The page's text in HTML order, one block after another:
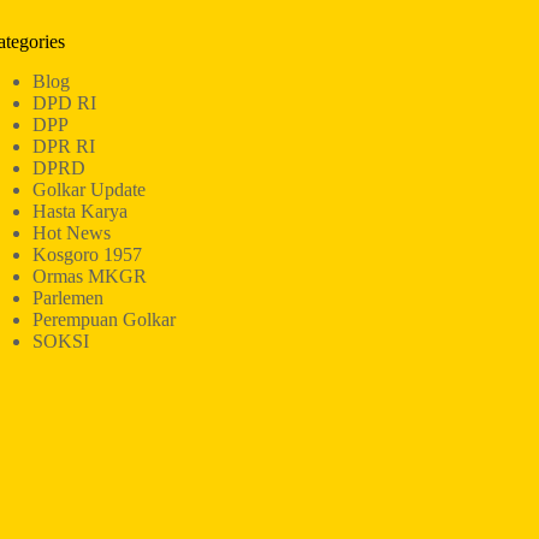
Blog
DPD RI
DPP
DPR RI
DPRD
Golkar Update
Hasta Karya
Hot News
Kosgoro 1957
Ormas MKGR
Parlemen
Perempuan Golkar
SOKSI